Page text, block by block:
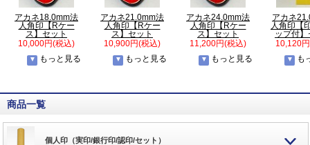
アカネ18.0mm法
人角印【Rケー
ス】セット
10,000円(税込)
もっと見る
アカネ21.0mm法
人角印【Rケー
ス】セット
10,900円(税込)
もっと見る
アカネ24.0mm法
人角印【Rケー
ス】セット
11,200円(税込)
もっと見る
アカネ
人角印【
ップ付
10,120
も
商品一覧
個人印（実印/銀行印/認印/セット）